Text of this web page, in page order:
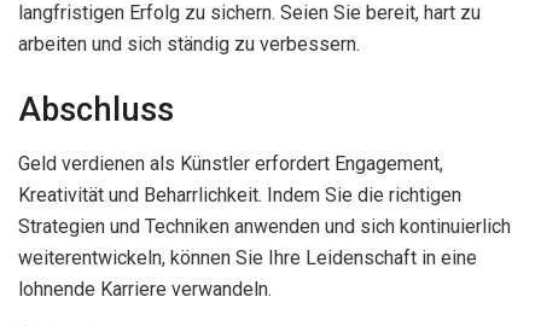
langfristigen Erfolg zu sichern. Seien Sie bereit, hart zu
arbeiten und sich ständig zu verbessern.
Abschluss
Geld verdienen als Künstler erfordert Engagement,
Kreativität und Beharrlichkeit. Indem Sie die richtigen
Strategien und Techniken anwenden und sich kontinuierlich
weiterentwickeln, können Sie Ihre Leidenschaft in eine
lohnende Karriere verwandeln.